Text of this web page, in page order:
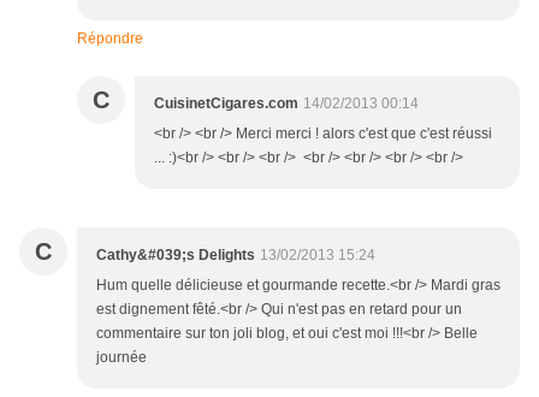
Répondre
C CuisinetCigares.com 14/02/2013 00:14
<br /> <br /> Merci merci ! alors c'est que c'est réussi
... :)<br /> <br /> <br /> <br /> <br /> <br /> <br />
C Cathy&#039;s Delights 13/02/2013 15:24
Hum quelle délicieuse et gourmande recette.<br /> Mardi gras
est dignement fêté.<br /> Qui n'est pas en retard pour un
commentaire sur ton joli blog, et oui c'est moi !!!<br /> Belle
journée